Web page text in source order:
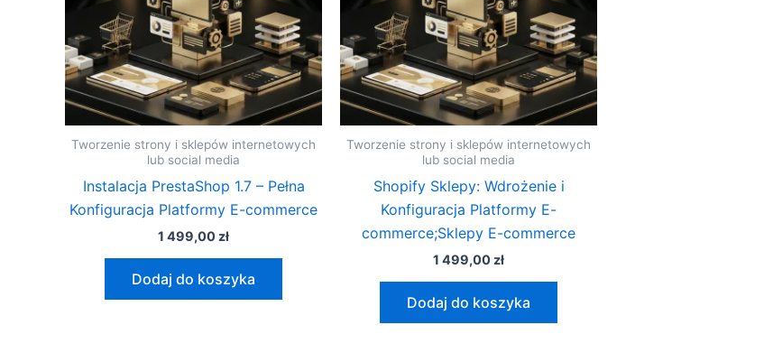
Tworzenie strony i sklepów internetowych
lub social media
Instalacja PrestaShop 1.7 – Pełna
Konfiguracja Platformy E-commerce
1 499,00 zł
Dodaj do koszyka
Tworzenie strony i sklepów internetowych
lub social media
Shopify Sklepy: Wdrożenie i
Konfiguracja Platformy E-
commerce;Sklepy E-commerce
1 499,00 zł
Dodaj do koszyka